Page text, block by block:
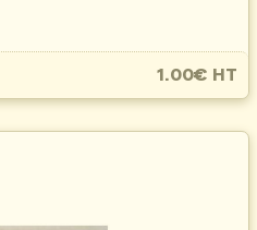
1.00€ HT